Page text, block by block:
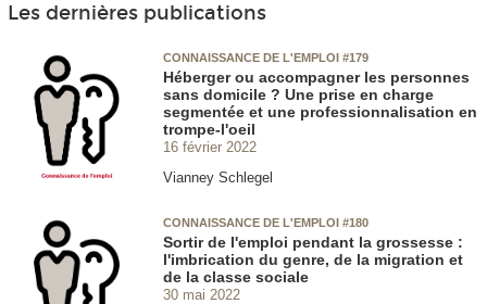
Les dernières publications
CONNAISSANCE DE L'EMPLOI #179
Héberger ou accompagner les personnes
sans domicile ? Une prise en charge
segmentée et une professionnalisation en
trompe-l'oeil
16 février 2022
Vianney Schlegel
CONNAISSANCE DE L'EMPLOI #180
Sortir de l'emploi pendant la grossesse :
l'imbrication du genre, de la migration et
de la classe sociale
30 mai 2022